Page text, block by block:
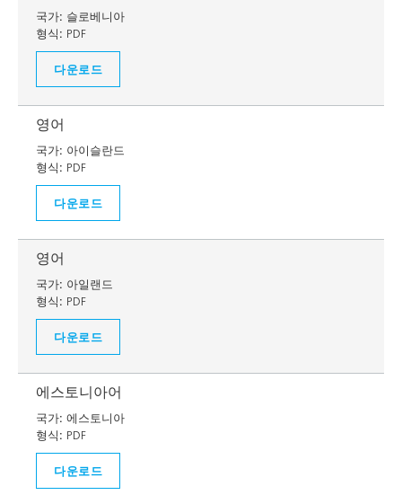
국가: 슬로베니아
형식: PDF
다운로드
영어
국가: 아이슬란드
형식: PDF
다운로드
영어
국가: 아일랜드
형식: PDF
다운로드
에스토니아어
국가: 에스토니아
형식: PDF
다운로드